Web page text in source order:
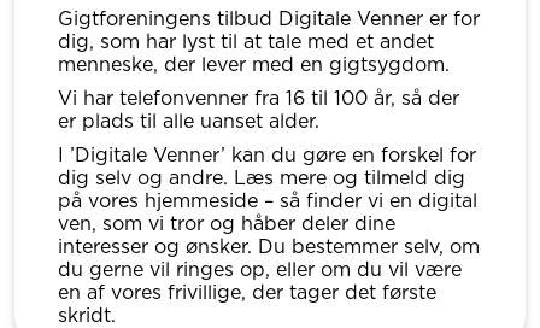
Gigtforeningens tilbud Digitale Venner er for
dig, som har lyst til at tale med et andet
menneske, der lever med en gigtsygdom.
Vi har telefonvenner fra 16 til 100 år, så der
er plads til alle uanset alder.
I ’Digitale Venner’ kan du gøre en forskel for
dig selv og andre. Læs mere og tilmeld dig
på vores hjemmeside – så finder vi en digital
ven, som vi tror og håber deler dine
interesser og ønsker. Du bestemmer selv, om
du gerne vil ringes op, eller om du vil være
en af vores frivillige, der tager det første
skridt.